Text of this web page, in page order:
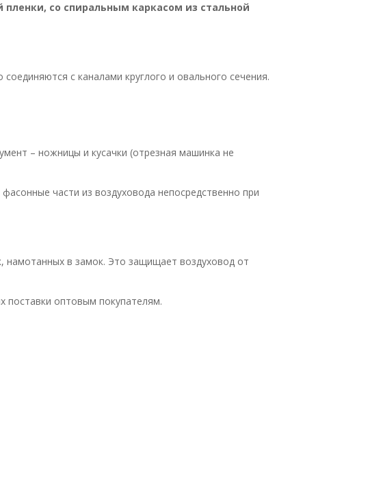
со спиральным каркасом из стальной
с каналами круглого и овального сечения.
– ножницы и кусачки (отрезная машинка не
части из воздуховода непосредственно при
намотанных в замок. Это защищает воздуховод от
поставки оптовым покупателям.